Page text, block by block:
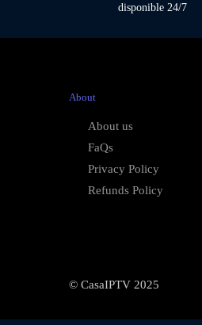
disponible 24/7
About
About us
FaQs
Privacy Policy
Refunds Policy
© CasaIPTV 2025